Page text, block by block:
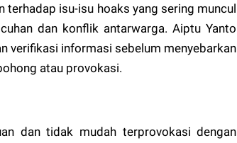
terhadap isu-isu hoaks yang sering muncul
dan konflik antarwarga. Aiptu Yanto
verifikasi informasi sebelum menyebarkan
atau provokasi.
dan tidak mudah terprovokasi dengan